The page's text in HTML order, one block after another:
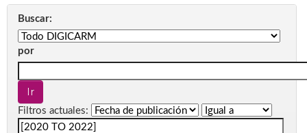
Buscar:
por
Filtros actuales: